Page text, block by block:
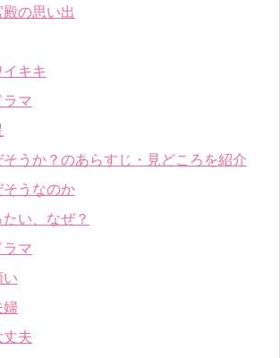
の思い出
キキ
ラマ
うか？のあらすじ・見どころを紹介
そうなのか
い、なぜ？
ラマ
い
婦
丈夫